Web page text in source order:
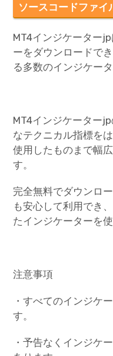
ソースコードファ
MT4インジケーター
ーをダウンロードで
る多数のインジケー
MT4インジケーター
なテクニカル指標を
使用したものまで幅
す。
完全無料でダウンロ
も安心して利用でき
たインジケーターを
注意事項
・すべてのインジケ
す。
・予告なくインジケ